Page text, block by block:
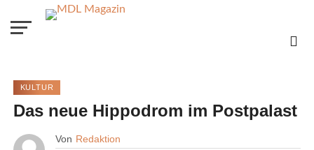
KULTUR
Das neue Hippodrom im Postpalast
Von Redaktion